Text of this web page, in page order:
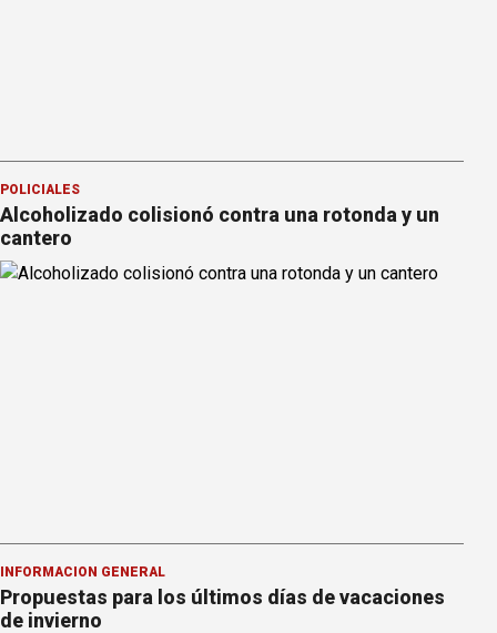
POLICIALES
Alcoholizado colisionó contra una rotonda y un
cantero
INFORMACION GENERAL
Propuestas para los últimos días de vacaciones
de invierno